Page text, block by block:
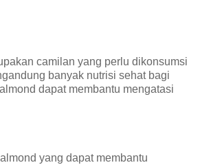
camilan yang perlu dikonsumsi
banyak nutrisi sehat bagi
dapat membantu mengatasi
yang dapat membantu